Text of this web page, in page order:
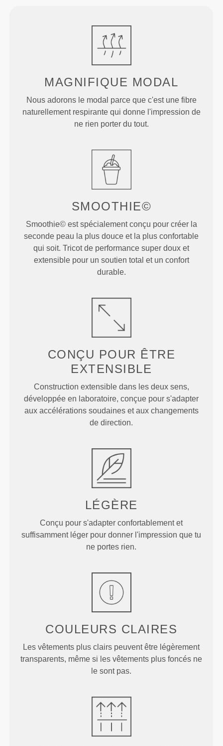
MAGNIFIQUE MODAL
Nous adorons le modal parce que c'est une fibre
naturellement respirante qui donne l'impression de
ne rien porter du tout.
SMOOTHIE©
Smoothie© est spécialement conçu pour créer la
seconde peau la plus douce et la plus confortable
qui soit. Tricot de performance super doux et
extensible pour un soutien total et un confort
durable.
CONÇU POUR ÊTRE
EXTENSIBLE
Construction extensible dans les deux sens,
développée en laboratoire, conçue pour s'adapter
aux accélérations soudaines et aux changements
de direction.
LÉGÈRE
Conçu pour s'adapter confortablement et
suffisamment léger pour donner l'impression que tu
ne portes rien.
COULEURS CLAIRES
Les vêtements plus clairs peuvent être légèrement
transparents, même si les vêtements plus foncés ne
le sont pas.